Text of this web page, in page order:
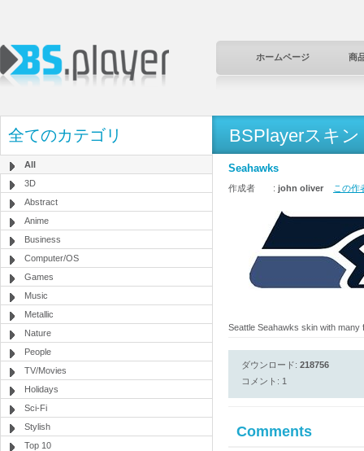
ホームページ 商
全てのカテゴリ
All
3D
Abstract
Anime
Business
Computer/OS
Games
Music
Metallic
Nature
People
TV/Movies
Holidays
Sci-Fi
Stylish
Top 10
BSPlayerスキン
Seahawks
作成者 : john oliver この
Seattle Seahawks skin with many
ダウンロード: 218756
コメント: 1
Comments